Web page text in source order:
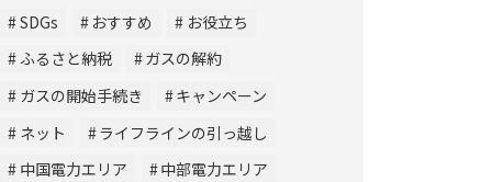
SDGs おすすめ
お役立ち
ふるさと納税
ガスの解約
ガスの開始手続き
キャンペーン
ネット
ライフラインの引っ越し
中国電力エリア
中部電力エリア